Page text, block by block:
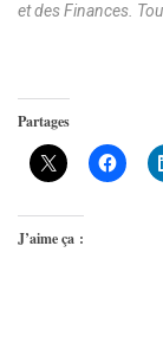
et des Finances.
Partages
J’aime ça :